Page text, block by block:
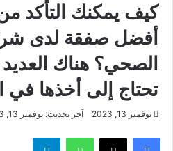
كيف يمكنك التأكد
أفضل صفقة لدى
الصحي؟ هناك العديد
تحتاج إلى أخذها في
نوفمبر 13, 2023 آخر تحديث: نوفمبر 13, 2023
فيسبوك ‫X واتساب تيلقرام